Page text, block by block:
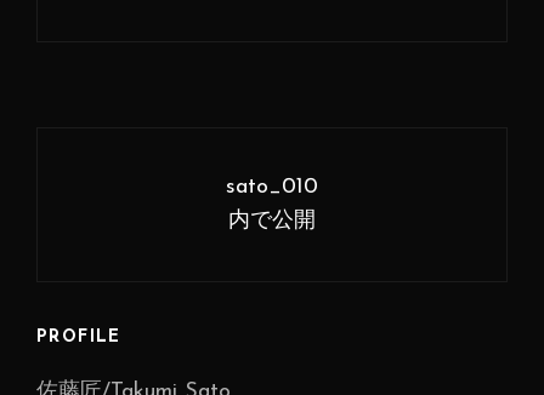
ー
シ
sato_010
内で公開
PROFILE